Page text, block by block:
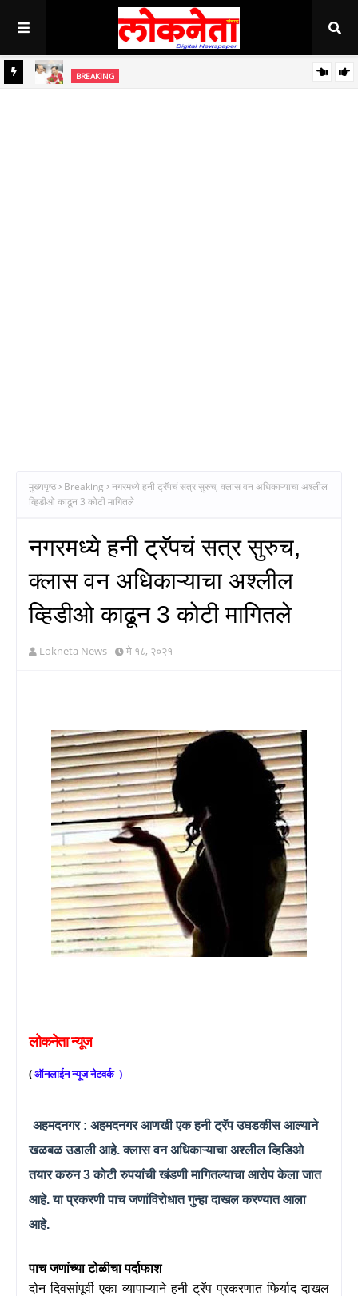
अहिल्यानगर राज्यात सर्वाधिक थंड..!
BREAKING
मुख्यपृष्ठ Breaking
नगरमध्ये हनी ट्रॅपचं सत्र सुरुच, क्लास वन अधिकाऱ्याचा अश्लील
व्हिडीओ काढून 3 कोटी मागितले
नगरमध्ये हनी ट्रॅपचं सत्र सुरुच,
क्लास वन अधिकाऱ्याचा अश्लील
व्हिडीओ काढून 3 कोटी मागितले
Lokneta News मे १८, २०२१
लोकनेतान्यूज
(ऑनलाईनन्यूजनेटवर्क)
अहमदनगर : अहमदनगर आणखी एक हनी ट्रॅप उघडकीस आल्याने
खळबळ उडाली आहे. क्लास वन अधिकाऱ्याचा अश्लील व्हिडिओ
तयार करुन3कोटी रुपयांची खंडणी मागितल्याचा आरोप केला जात
आहे. या प्रकरणी पाच जणांविरोधात गुन्हा दाखल करण्यात आला
आहे.
पाच जणांच्या टोळीचा पर्दाफाश
दोन दिवसांपूर्वी एका व्यापाऱ्याने हनी ट्रॅप प्रकरणात फिर्याद दाखल